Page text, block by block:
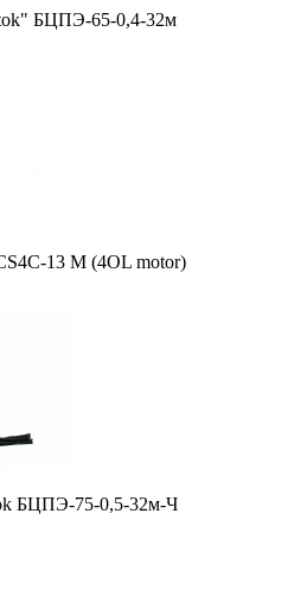
БЦПЭ-65-0,4-32м
13 M (4OL motor)
БЦПЭ-75-0,5-32м-Ч